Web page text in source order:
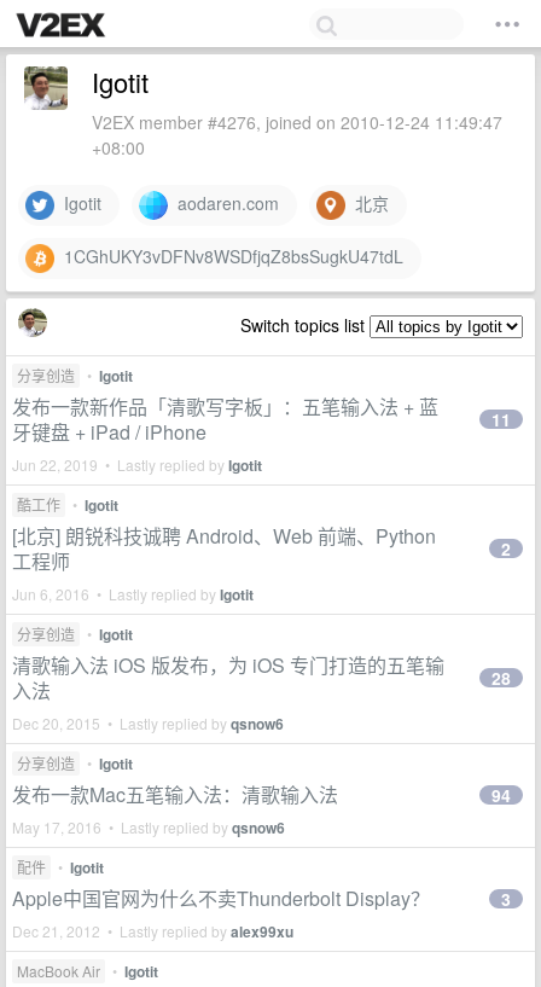
Igotit
V2EX member #4276, joined on 2010-12-24 11:49:47
+08:00
Igotit aodaren.com 北京
1CGhUKY3vDFNv8WSDfjqZ8bsSugkU47tdL
Switch topics list
分享创造 • Igotit
发布一款新作品「清歌写字板」：五笔输入法 + 蓝
牙键盘 + iPad / iPhone
Jun 22, 2019 • Lastly replied byIgotit
11
酷工作 • Igotit
[北京] 朗锐科技诚聘 Android、Web 前端、Python
工程师
Jun 6, 2016 • Lastly replied byIgotit
2
分享创造 • Igotit
清歌输入法 iOS 版发布，为 iOS 专门打造的五笔输
入法
Dec 20, 2015 • Lastly replied byqsnow6
28
分享创造 • Igotit
发布一款Mac五笔输入法：清歌输入法
May 17, 2016 • Lastly replied byqsnow6
94
配件 • Igotit
Apple中国官网为什么不卖Thunderbolt Display？
Dec 21, 2012 • Lastly replied byalex99xu
3
MacBook Air • Igotit